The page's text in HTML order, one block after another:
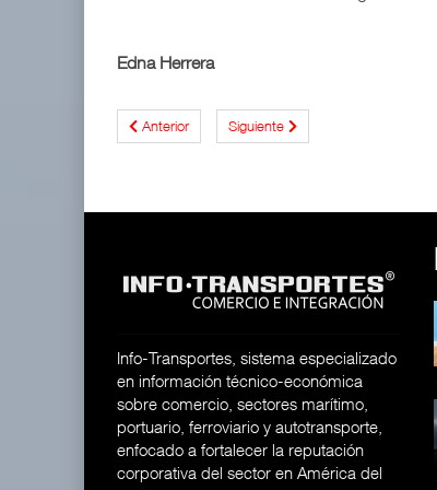
Edna Herrera
Anterior Siguiente
Info-Transportes, sistema especializado
en información técnico-económica
sobre comercio, sectores marítimo,
portuario, ferroviario y autotransporte,
enfocado a fortalecer la reputación
corporativa del sector en América del
Lala Yomi® y Toy Story
Industria tequilera presenta
l
28 JUL 2026
Toyota GR Yaris Aero
MG GO! y MG Cyber
Concept: Los
21 JUL 2026